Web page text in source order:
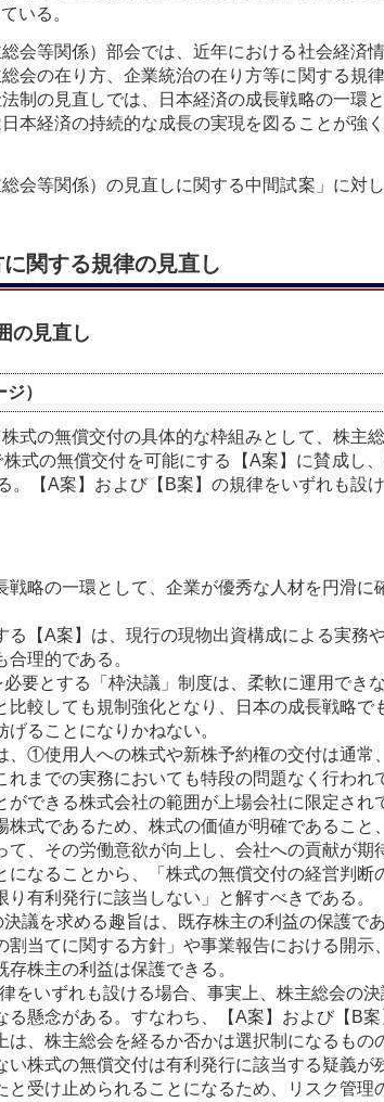
いる。
会等関係）部会では、近年における社会経済
会の在り方、企業統治の在り方等に関する規
制の見直しでは、日本経済の成長戦略の一環
本経済の持続的な成長の実現を図ることが強
会等関係）の見直しに関する中間試案」に対
関する規律の見直し
の見直し
）
式の無償交付の具体的な枠組みとして、株主
式の無償交付を可能にする【A案】に賛成し
。【A案】および【B案】の規律をいずれも設
略の一環として、企業が優秀な人材を円滑に
る【A案】は、現行の現物出資構成による実務
理的である。
必要とする「枠決議」制度は、柔軟に運用でき
比較しても規制強化となり、日本の成長戦略で
ることになりかねない。
、①使用人への株式や新株予約権の交付は通常
までの実務においても特段の問題なく行われ
できる株式会社の範囲が上場会社に限定され
株式であるため、株式の価値が明確であるこ
て、その労働意欲が向上し、会社への貢献が期
になることから、「株式の無償交付の経営判断
有利発行に該当しない」と解すべきである。
決議を求める趣旨は、既存株主の利益の保護で
割当てに関する方針」や事業報告における開示
株主の利益は保護できる。
をいずれも設ける場合、事実上、株主総会の
る懸念がある。すなわち、【A案】および【B
は、株主総会を経るか否かは選択制になるもの
い株式の無償交付は有利発行に該当する疑義が
受け止められることになるため、リスク管理